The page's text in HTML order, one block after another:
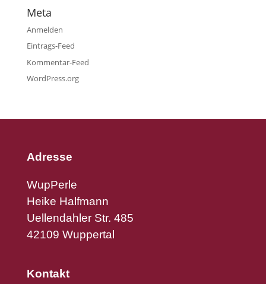
Meta
Anmelden
Eintrags-Feed
Kommentar-Feed
WordPress.org
Adresse
WupPerle
Heike Halfmann
Uellendahler Str. 485
42109 Wuppertal
Kontakt